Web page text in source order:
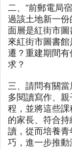
二、“前郵電局
過該土地新一
面層是紅街市
來紅街市圖書
遷？重建期間
求？
三、請問有關
多閱讀寫作、
程，並將這些
的家長、符合
讀，從而培養
巧，進一步推